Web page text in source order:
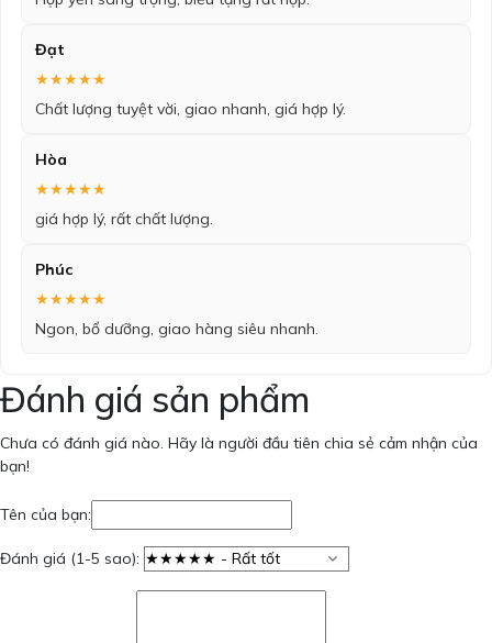
Đạt
★★★★★
Chất lượng tuyệt vời, giao nhanh, giá hợp lý.
Hòa
★★★★★
giá hợp lý, rất chất lượng.
Phúc
★★★★★
Ngon, bổ dưỡng, giao hàng siêu nhanh.
Đánh giá sản phẩm
Chưa có đánh giá nào. Hãy là người đầu tiên chia sẻ cảm nhận của
bạn!
Tên của bạn:
Đánh giá (1-5 sao):